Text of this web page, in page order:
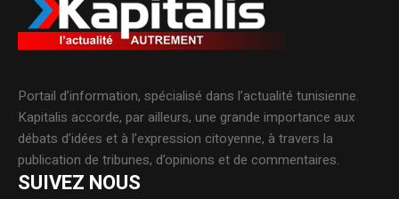
Portail d’information, spécialisé dans l’actualité tunisienne.
Kapitalis accorde, par ailleurs, une grande importance aux
débats d’idées et à l’expression citoyenne, à travers la
publication de tribunes, d’opinions et de commentaires.
SUIVEZ NOUS